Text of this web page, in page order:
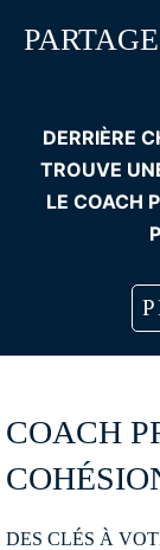
DERRIÈRE
TROUVE
LE COACH
COACH
DES CLÉS À